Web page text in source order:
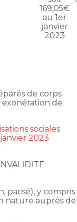
169,05€
au 1er
janvier
2023
de corps
de
sociales
2023
y compris
auprès de